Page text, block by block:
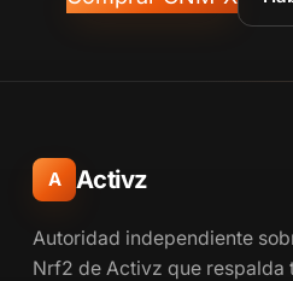
A Activz
Autoridad independiente
Nrf2 de Activz que respalda